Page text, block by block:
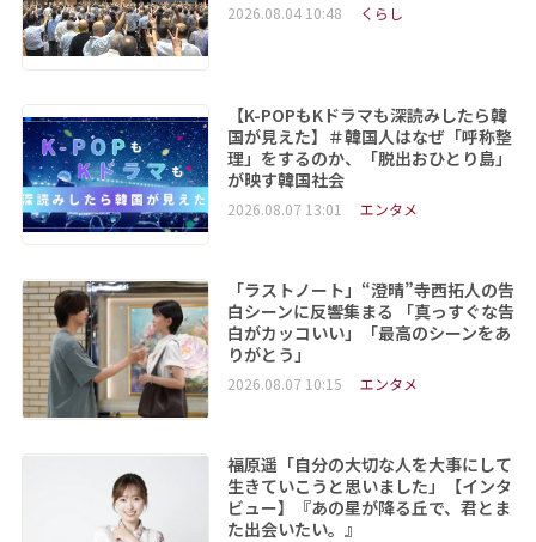
2026.08.04 10:48 くらし
【K-POPもKドラマも深読みしたら韓
国が見えた】＃韓国人はなぜ「呼称整
理」をするのか、「脱出おひとり島」
が映す韓国社会
2026.08.07 13:01 エンタメ
「ラストノート」“澄晴”寺西拓人の告
白シーンに反響集まる 「真っすぐな告
白がカッコいい」「最高のシーンをあ
りがとう」
2026.08.07 10:15 エンタメ
福原遥「自分の大切な人を大事にして
生きていこうと思いました」【インタ
ビュー】『あの星が降る丘で、君とま
た出会いたい。』